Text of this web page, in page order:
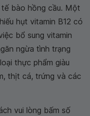
bào hồng cầu. Một
hụt vitamin B12 có
bổ sung vitamin
ngừa tình trạng
thực phẩm giàu
thịt cá, trứng và các
vui lòng bấm số